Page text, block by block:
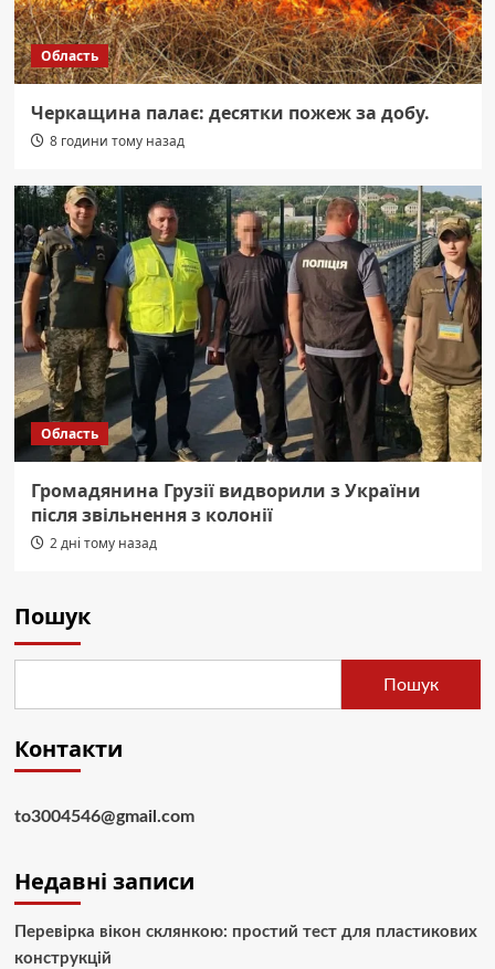
Область
Черкащина палає: десятки пожеж за добу.
8 години тому назад
Область
Громадянина Грузії видворили з України
після звільнення з колонії
2 дні тому назад
Пошук
Пошук
Контакти
to3004546@gmail.com
Недавні записи
Перевірка вікон склянкою: простий тест для пластикових
конструкцій